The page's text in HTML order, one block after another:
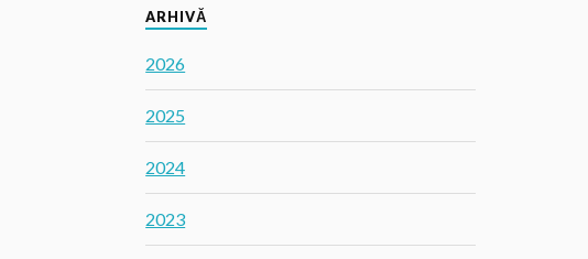
ARHIVĂ
2026
2025
2024
2023